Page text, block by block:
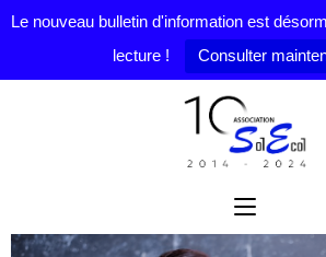
Le nouveau bulletin d'information est
lecture !
Consulter